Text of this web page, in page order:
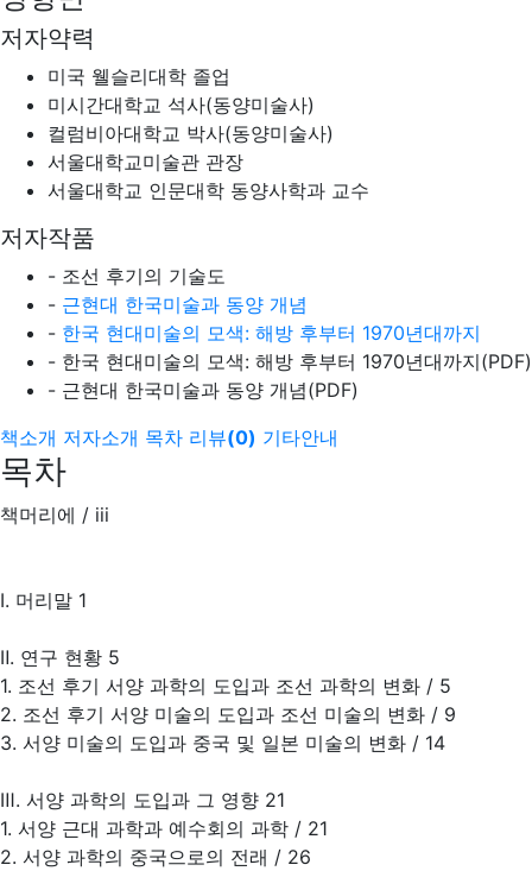
저자약력
미국 웰슬리대학 졸업
미시간대학교 석사(동양미술사)
컬럼비아대학교 박사(동양미술사)
서울대학교미술관 관장
서울대학교 인문대학 동양사학과 교수
저자작품
- 조선 후기의 기술도
- 근현대 한국미술과 동양 개념
- 한국 현대미술의 모색: 해방 후부터 1970년대까지
- 한국 현대미술의 모색: 해방 후부터 1970년대까지(PDF)
- 근현대 한국미술과 동양 개념(PDF)
책소개 저자소개 목차 리뷰(0) 기타안내
목차
책머리에 / iii
Ⅰ. 머리말 1
Ⅱ. 연구 현황 5
1. 조선 후기 서양 과학의 도입과 조선 과학의 변화 / 5
2. 조선 후기 서양 미술의 도입과 조선 미술의 변화 / 9
3. 서양 미술의 도입과 중국 및 일본 미술의 변화 / 14
Ⅲ. 서양 과학의 도입과 그 영향 21
1. 서양 근대 과학과 예수회의 과학 / 21
2. 서양 과학의 중국으로의 전래 / 26